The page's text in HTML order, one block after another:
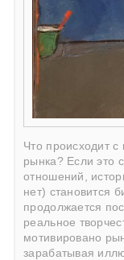
Что происходит
рынка? Если это
отношений,
нет) становится
продолжается
реальное
мотивировано
зарабатывая